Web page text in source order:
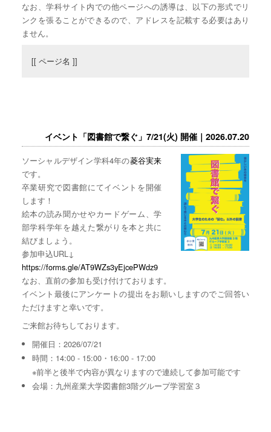
なお、学科サイト内での他ページへの誘導は、以下の形式でリ
ンクを張ることができるので、アドレスを記載する必要はあり
ません。
[[ ページ名 ]]
イベント「図書館で繋ぐ」7/21(火) 開催｜2026.07.20
ソーシャルデザイン学科4年の菱谷実来
です。
卒業研究で図書館にてイベントを開催
します！
絵本の読み聞かせやカードゲーム、学
部学科学年を越えた繋がりを本と共に
結びましょう。
参加申込URL↓
https://forms.gle/AT9WZs3yEjcePWdz9
なお、直前の参加も受け付けております。
イベント最後にアンケートの提出をお願いしますのでご回答い
ただけますと幸いです。
ご来館お待ちしております。
開催日：2026/07/21
時間：14:00 - 15:00・16:00 - 17:00
※前半と後半で内容が異なりますので連続して参加可能です
会場：九州産業大学図書館3階グループ学習室３